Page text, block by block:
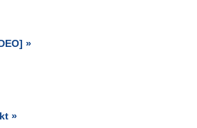
»
»